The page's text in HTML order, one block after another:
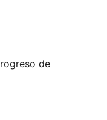
de